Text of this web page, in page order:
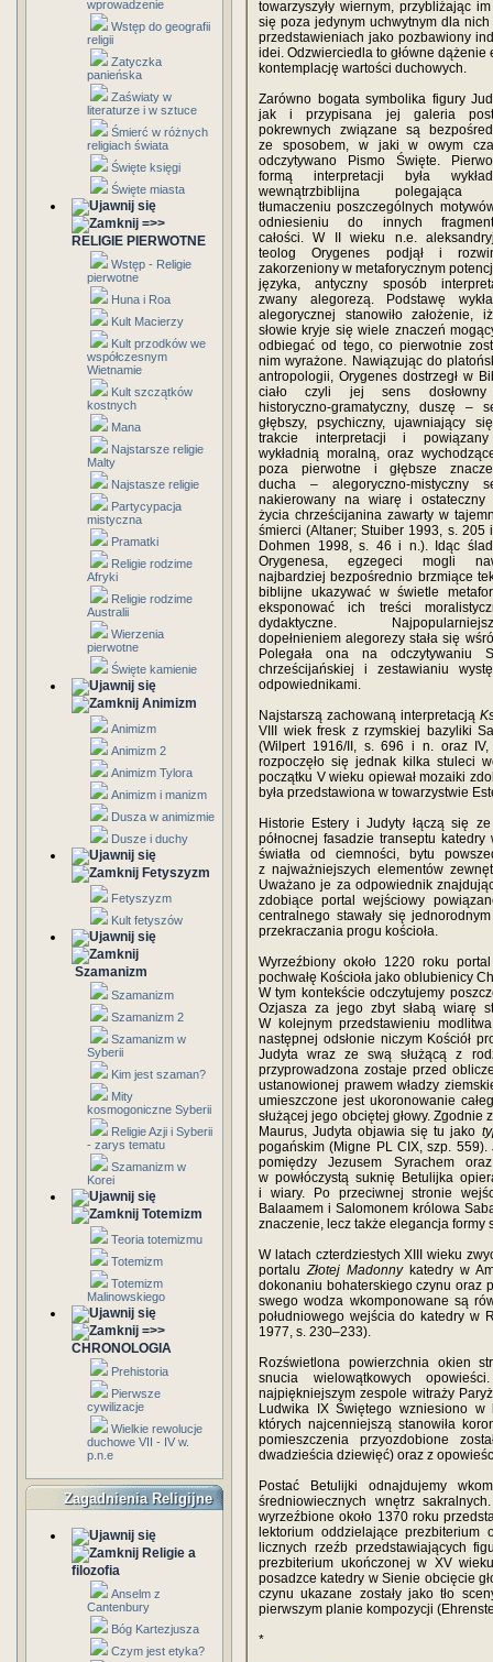
wprowadzenie
Wstęp do geografii
religii
Zatyczka
panieńska
Zaświaty w
literaturze i w sztuce
Śmierć w różnych
religiach świata
Święte księgi
Święte miasta
=>>
RELIGIE PIERWOTNE
Wstęp - Religie
pierwotne
Huna i Roa
Kult Macierzy
Kult przodków we
współczesnym
Wietnamie
Kult szczątków
kostnych
Mana
Najstarsze religie
Malty
Najstasze religie
Partycypacja
mistyczna
Pramatki
Religie rodzime
Afryki
Religie rodzime
Australii
Wierzenia
pierwotne
Święte kamienie
Animizm
Animizm
Animizm 2
Animizm Tylora
Animizm i manizm
Dusza w animizmie
Dusze i duchy
Fetyszyzm
Fetyszyzm
Kult fetyszów
Szamanizm
Szamanizm
Szamanizm 2
Szamanizm w
Syberii
Kim jest szaman?
Mity
kosmogoniczne Syberii
Religie Azji i Syberii
- zarys tematu
Szamanizm w
Korei
Totemizm
Teoria totemizmu
Totemizm
Totemizm
Malinowskiego
=>>
CHRONOLOGIA
Prehistoria
Pierwsze
cywilizacje
Wielkie rewolucje
duchowe VII - IV w.
p.n.e
Zagadnienia Religijne
Religie a
filozofia
Anselm z
Cantenbury
Bóg Kartezjusza
Czym jest etyka?
towarzyszyły wiernym, przybliżając
się poza jedynym uchwytnym dla
przedstawieniach jako pozbawiony
idei. Odzwierciedla to główne
kontemplację wartości duchowych.
Zarówno bogata symbolika figury
jak i przypisana jej galeria
pokrewnych związane są
ze sposobem, w jaki w owym
odczytywano Pismo Święte.
formą interpretacji była
wewnątrzbiblijna polegająca
tłumaczeniu poszczególnych
odniesieniu do innych
całości. W II wieku n.e.
teolog Orygenes podjął i
zakorzeniony w metaforycznym
języka, antyczny sposób
zwany alegorezą. Podstawę
alegorycznej stanowiło założenie,
słowie kryje się wiele znaczeń
odbiegać od tego, co pierwotnie
nim wyrażone. Nawiązując do
antropologii, Orygenes dostrzegł w
ciało czyli jej sens
historyczno-gramatyczny, duszę –
głębszy, psychiczny, ujawniający
trakcie interpretacji i
wykładnią moralną, oraz
poza pierwotne i głębsze
ducha – alegoryczno-mistyczny
nakierowany na wiarę i ostateczny
życia chrześcijanina zawarty w
śmierci (Altaner; Stuiber 1993, s. 205
Dohmen 1998, s. 46 i n.). Idąc
Orygenesa, egzegeci mogli
najbardziej bezpośrednio brzmiące
biblijne ukazywać w świetle
eksponować ich treści
dydaktyczne.
dopełnieniem alegorezy stała się
Polegała ona na odczytywaniu
chrześcijańskiej i zestawianiu
odpowiednikami.
Najstarszą zachowaną interpretacją
VIII wiek fresk z rzymskiej bazyliki
(Wilpert 1916/II, s. 696 i n. oraz IV,
rozpoczęło się jednak kilka stuleci
początku V wieku opiewał mozaiki
była przedstawiona w towarzystwie
Historie Estery i Judyty łączą się
północnej fasadzie transeptu
światła od ciemności, bytu
z najważniejszych elementów
Uważano je za odpowiednik
zdobiące portal wejściowy
centralnego stawały się
przekraczania progu kościoła.
Wyrzeźbiony około 1220 roku
pochwałę Kościoła jako oblubienicy
W tym kontekście odczytujemy
Ozjasza za jego zbyt słabą wiarę
W kolejnym przedstawieniu
następnej odsłonie niczym Kościół
Judyta wraz ze swą służącą z
przyprowadzona zostaje przed
ustanowionej prawem władzy
umieszczone jest ukoronowanie
służącej jego obciętej głowy. Zgodnie
Maurus, Judyta objawia się tu jako
pogańskim (Migne PL CIX, szp.
pomiędzy Jezusem Syrachem
w powłóczystą suknię Betulijka
i wiary. Po przeciwnej stronie
Balaamem i Salomonem królowa
znaczenie, lecz także elegancja formy
W latach czterdziestych XIII wieku
portaluZłotej Madonnykatedry w
dokonaniu bohaterskiego czynu oraz
swego wodza wkomponowane są
południowego wejścia do katedry w
1977, s. 230–233).
Rozświetlona powierzchnia okien
snucia wielowątkowych
najpiękniejszym zespole witraży
Ludwika IX Świętego wzniesiono
których najcenniejszą stanowiła
pomieszczenia przyozdobione
dwadzieścia dziewięć) oraz z
Postać Betulijki odnajdujemy
średniowiecznych wnętrz
wyrzeźbione około 1370 roku
lektorium oddzielające
licznych rzeźb przedstawiających
prezbiterium ukończonej w XV
posadzce katedry w Sienie obcięcie
czynu ukazane zostały jako tło
pierwszym planie kompozycji
*